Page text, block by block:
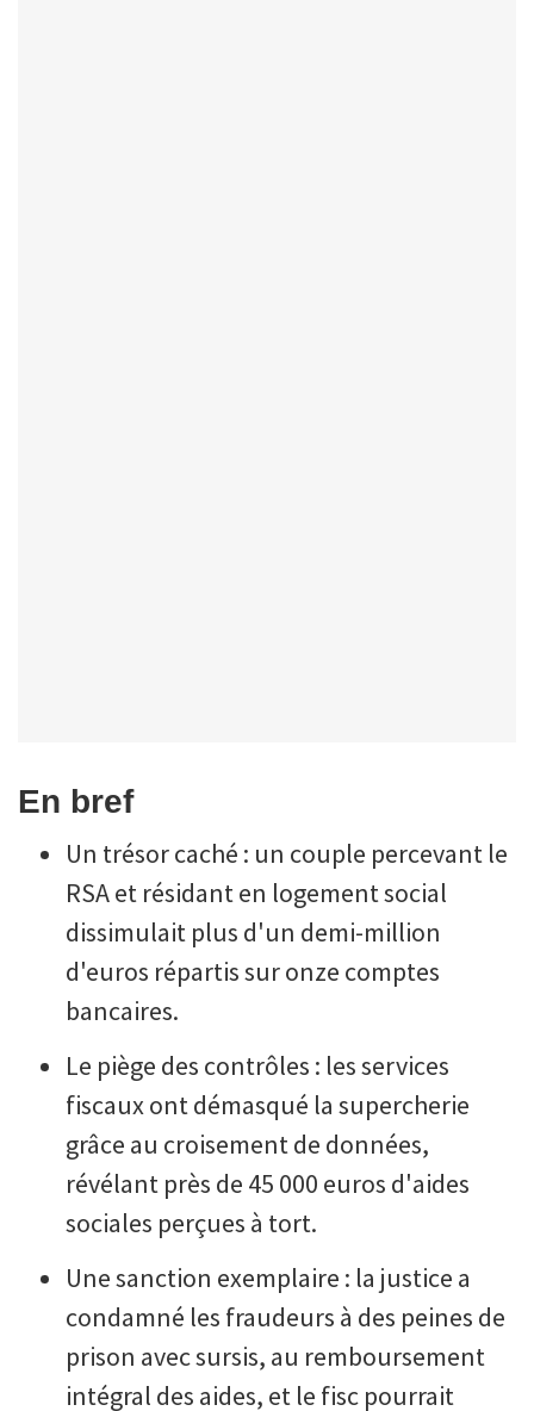
En bref
Un trésor caché : un couple percevant le
RSA et résidant en logement social
dissimulait plus d'un demi-million
d'euros répartis sur onze comptes
bancaires.
Le piège des contrôles : les services
fiscaux ont démasqué la supercherie
grâce au croisement de données,
révélant près de 45 000 euros d'aides
sociales perçues à tort.
Une sanction exemplaire : la justice a
condamné les fraudeurs à des peines de
prison avec sursis, au remboursement
intégral des aides, et le fisc pourrait